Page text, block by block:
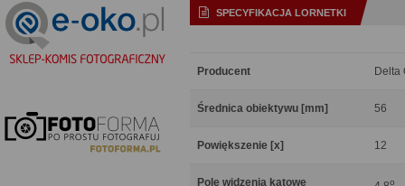
SPECYFIKACJA LORNETKI
Producent Delta
Średnica obiektywu [mm] 56
Powiększenie [x] 12
Pole widzenia kątowe o